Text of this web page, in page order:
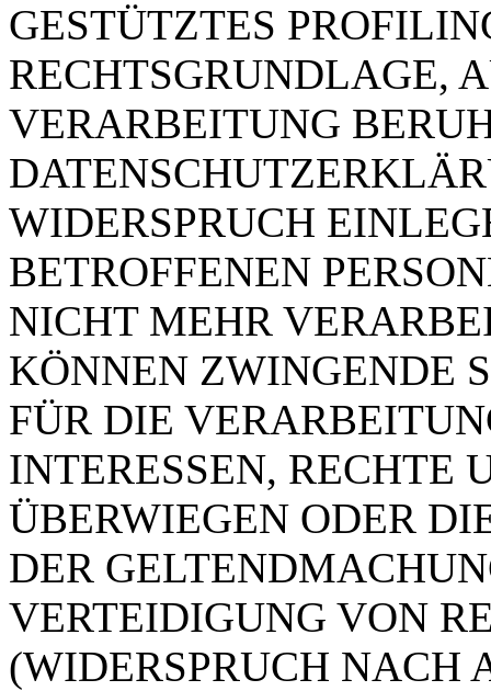
GESTÜTZTES
RECHTSGRUNDLAGE,
VERARBEITUNG
WIDERSPRUCH
BETROFFENEN
NICHT MEHR
KÖNNEN ZWINGENDE
FÜR DIE
INTERESSEN, RECHTE
ÜBERWIEGEN ODER
DER
VERTEIDIGUNG VON
(WIDERSPRUCH NACH